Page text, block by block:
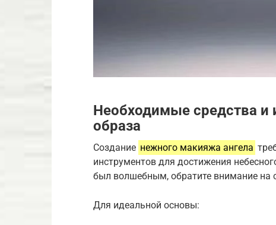
Необходимые средства и
образа
Создание нежного макияжа ангела
инструментов для достижения
был волшебным, обратите внимание
Для идеальной основы: